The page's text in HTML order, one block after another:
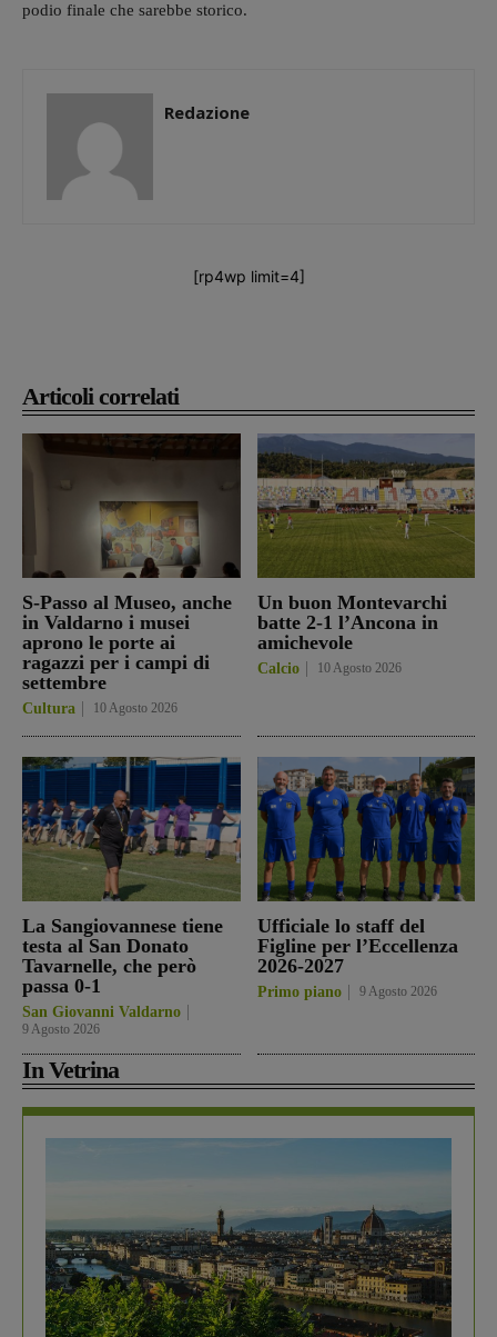
Articoli correlati
S-Passo al Museo, anche
in Valdarno i musei
aprono le porte ai
ragazzi per i campi di
settembre
Cultura 10 Agosto 2026
Un buon Montevarchi
batte 2-1 l’Ancona in
amichevole
Calcio 10 Agosto 2026
La Sangiovannese tiene
testa al San Donato
Tavarnelle, che però
passa 0-1
San Giovanni Valdarno
9 Agosto 2026
Ufficiale lo staff del
Figline per l’Eccellenza
2026-2027
Primo piano 9 Agosto 2026
In Vetrina
podio finale che sarebbe storico.
Redazione
[rp4wp limit=4]